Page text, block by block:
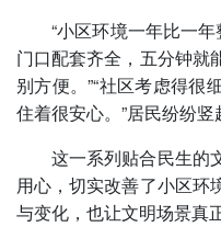
“小区环境一年比一
门口配套齐全，五分钟就
别方便。”“社区考虑得很
住着很安心。”居民纷纷竖
这一系列贴合民生的
用心，切实改善了小区环
与变化，也让文明场景真